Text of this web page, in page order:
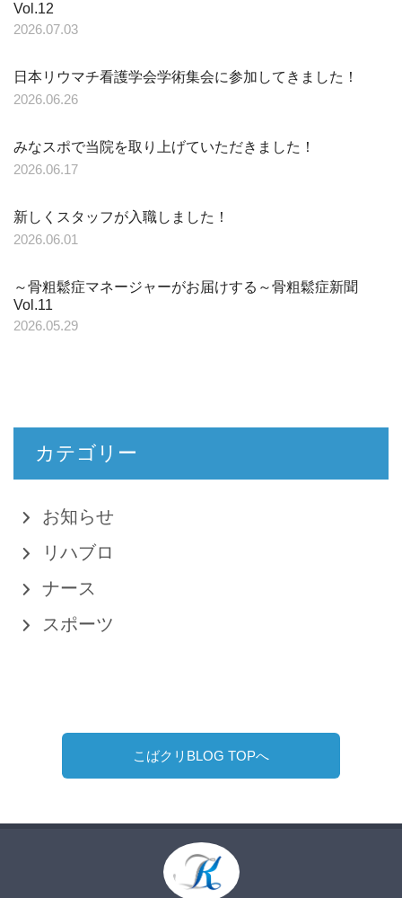
Vol.12
2026.07.03
日本リウマチ看護学会学術集会に参加してきました！
2026.06.26
みなスポで当院を取り上げていただきました！
2026.06.17
新しくスタッフが入職しました！
2026.06.01
～骨粗鬆症マネージャーがお届けする～骨粗鬆症新聞
Vol.11
2026.05.29
カテゴリー
お知らせ
リハブロ
ナース
スポーツ
こばクリBLOG TOPへ